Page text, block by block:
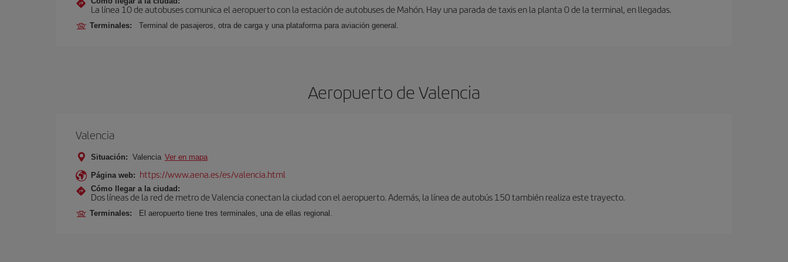
La línea 10 de autobuses comunica el aeropuerto con la estación de autobuses de Mahón. Hay una parada de taxis en la planta 0 de la terminal, en llegadas.
Terminales: Terminal de pasajeros, otra de carga y una plataforma para aviación general.
Aeropuerto de Valencia
Valencia
Situación: Valencia Ver en mapa
Página web: https://www.aena.es/es/valencia.html
Cómo llegar a la ciudad:
Dos líneas de la red de metro de Valencia conectan la ciudad con el aeropuerto. Además, la línea de autobús 150 también realiza este trayecto.
Terminales: El aeropuerto tiene tres terminales, una de ellas regional.